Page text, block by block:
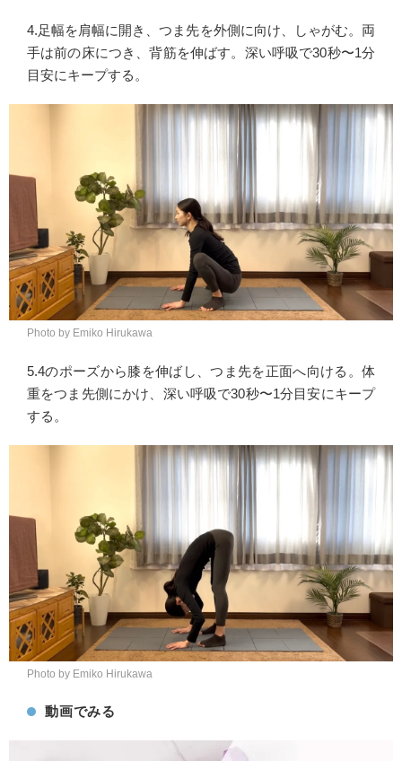
4.足幅を肩幅に開き、つま先を外側に向け、しゃがむ。両
手は前の床につき、背筋を伸ばす。深い呼吸で30秒〜1分
目安にキープする。
Photo by Emiko Hirukawa
5.4のポーズから膝を伸ばし、つま先を正面へ向ける。体
重をつま先側にかけ、深い呼吸で30秒〜1分目安にキープ
する。
Photo by Emiko Hirukawa
動画でみる